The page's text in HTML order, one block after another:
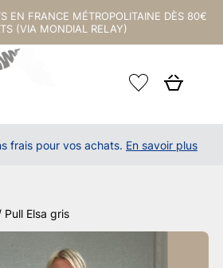
EN FRANCE MÉTROPOLITAINE DÈS 80€
(VIA MONDIAL RELAY)
frais pour vos achats. En savoir plus
Pull Elsa gris